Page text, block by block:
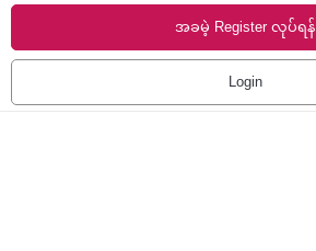
အခမဲ့ Register လုပ်ရန်
Login